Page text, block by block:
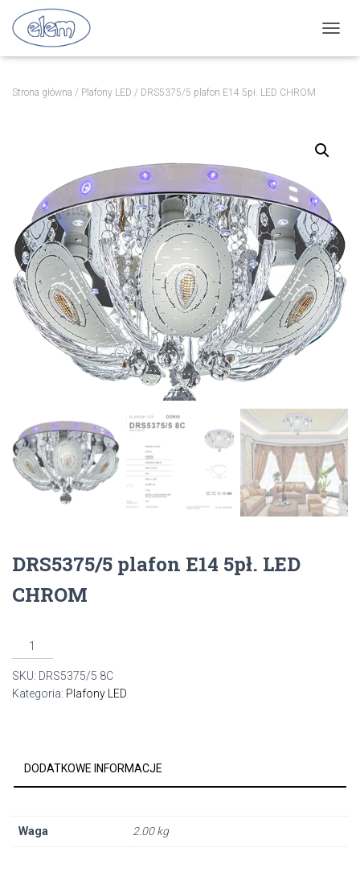
R
G
A
C
J
Ę
Strona główna / Plafony LED / DRS5375/5 plafon E14 5pł. LED CHROM
DRS5375/5 plafon E14 5pł. LED
CHROM
ilość
DRS5375/5
plafon
E14
SKU: DRS5375/5 8C
Kategoria: Plafony LED
DODATKOWE INFORMACJE
Waga 2.00 kg